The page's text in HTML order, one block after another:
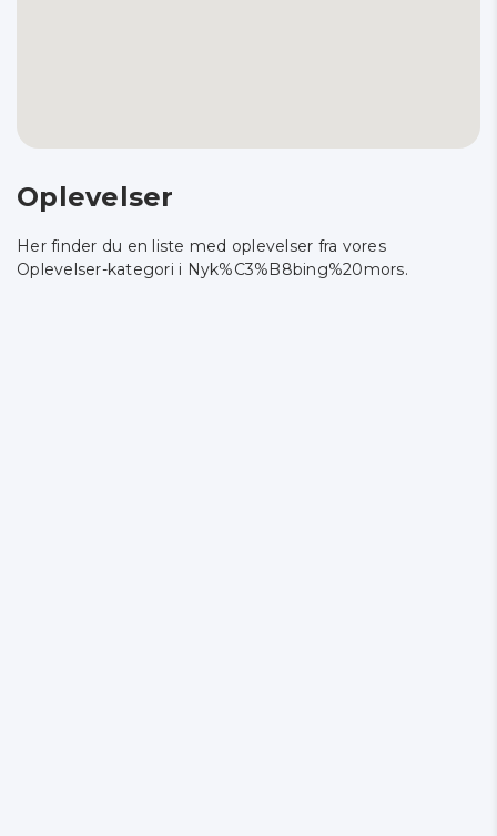
Oplevelser
Her finder du en liste med oplevelser fra vores
Oplevelser-kategori i Nyk%C3%B8bing%20mors.